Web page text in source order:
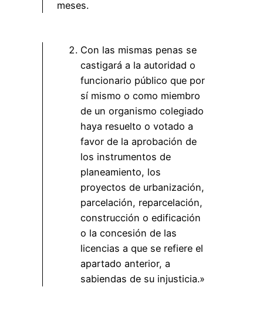
meses.
Con las mismas penas se
castigará a la autoridad o
funcionario público que por
sí mismo o como miembro
de un organismo colegiado
haya resuelto o votado a
favor de la aprobación de
los instrumentos de
planeamiento, los
proyectos de urbanización,
parcelación, reparcelación,
construcción o edificación
o la concesión de las
licencias a que se refiere el
apartado anterior, a
sabiendas de su injusticia.»